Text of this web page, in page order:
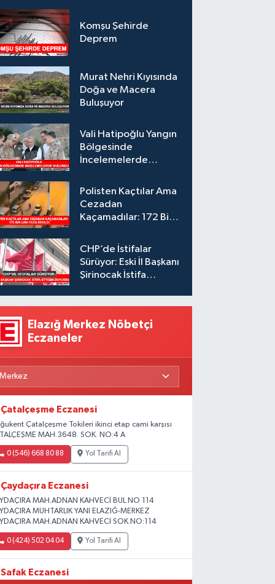
Komşu Şehirde
Deprem
Murat Nehri Kıyısında
Doğa ve Macera
Buluşuyor
Vali Hatipoğlu Yangın
Bölgesinde
İncelemelerde
Polisten Kaçtılar Ama
Cezadan
Kaçamadılar: 172 Bin
CHP’de İstifalar
Sürüyor: Eski İl Başkanı
Şirinocak İstifa
Elazığ Merkez Nöbetçi
Eczaneler
Çatalçeşme Eczanesi
Çatalçeşme Tokileri ikinci etap cami karşısı
MAH.3648. SOK. NO:4 A
0 (546) 668 80 88 Yol Tarifi Al
Çaydaçıra Eczanesi
MAH.ADNAN KAHVECİ BUL.NO 114
MUHTARLIK YANI ELAZIĞ-MERKEZ
MAH.ADNAN KAHVECİ SOK.NO:114
0 (424) 502 04 04 Yol Tarifi Al
Safak Eczanesi